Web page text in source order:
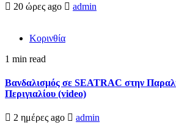
20 ώρες ago admin
Κορινθία
1 min read
Βανδαλισμός σε SEATRAC στην
Περιγιαλίου (video)
2 ημέρες ago admin